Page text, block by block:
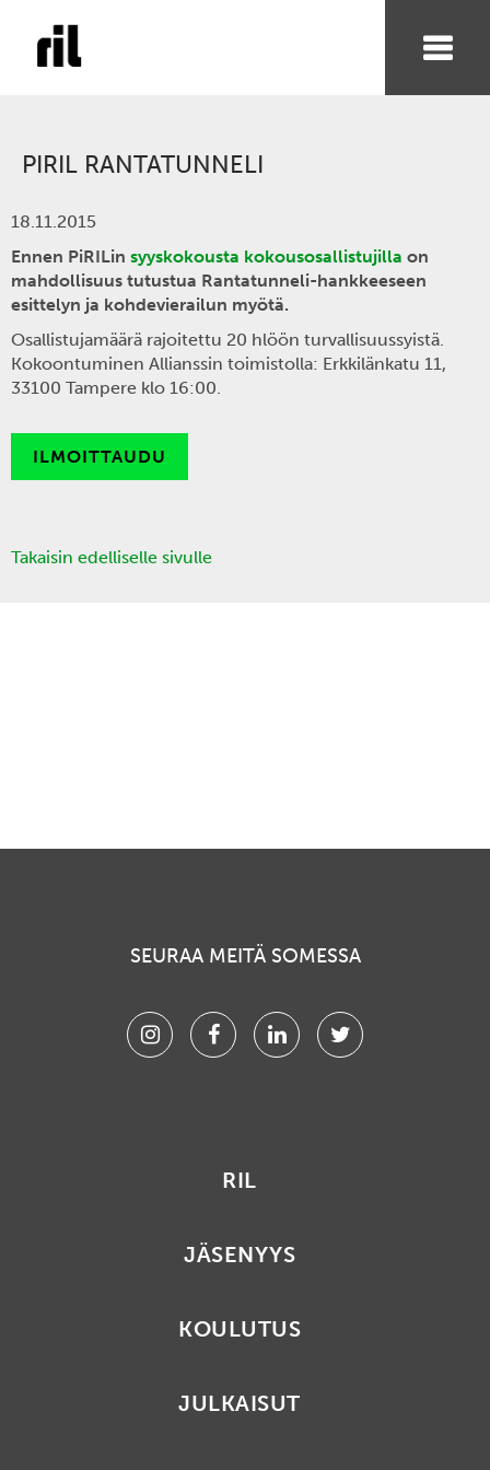
PIRIL RANTATUNNELI
18.11.2015
Ennen PiRILin syyskokousta kokousosallistujilla on
mahdollisuus tutustua Rantatunneli-hankkeeseen
esittelyn ja kohdevierailun myötä.
Osallistujamäärä rajoitettu 20 hlöön turvallisuussyistä.
Kokoontuminen Allianssin toimistolla: Erkkilänkatu 11,
33100 Tampere klo 16:00.
ILMOITTAUDU
Takaisin edelliselle sivulle
SEURAA MEITÄ SOMESSA
InstagramFacebookLinkedinTwitter
RIL
JÄSENYYS
KOULUTUS
JULKAISUT